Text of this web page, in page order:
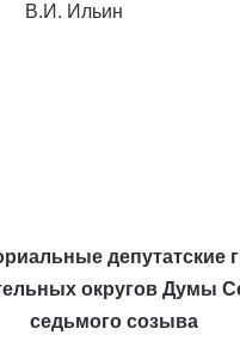
В.И. Ильин
депутатские
округов Думы
седьмого созыва